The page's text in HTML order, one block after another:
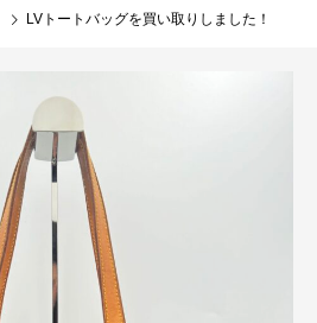
LVトートバッグを買い取りしました！